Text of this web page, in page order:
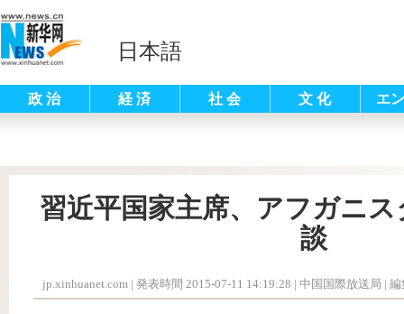
日本語
政 治 経 済 社 会 文 化 エ
習近平国家主席、アフガニ
談
jp.xinhuanet.com | 発表時間 2015-07-11 14:19:28 | 中国国際放送局 | 編